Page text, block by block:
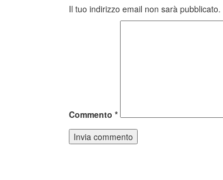
Il tuo indirizzo email non sarà pubblicato.
Commento *